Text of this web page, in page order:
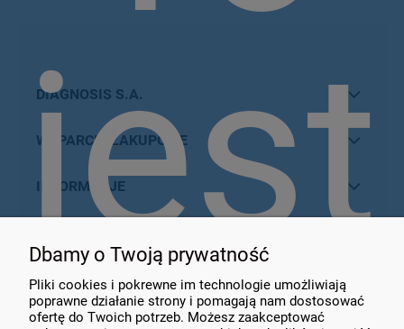
DIAGNOSIS S.A.
WSPARCIE ZAKUPOWE
INFORMACJE
KONTAKT
Dbamy o Twoją prywatność
Pliki cookies i pokrewne im technologie umożliwiają
poprawne działanie strony i pomagają nam dostosować
ofertę do Twoich potrzeb. Możesz zaakceptować
jest